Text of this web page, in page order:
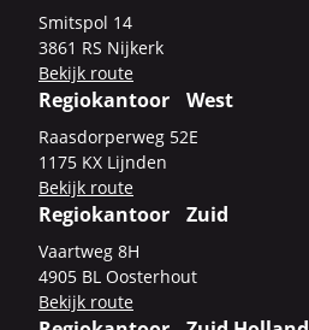
Smits­pol 14
3861 RS Nij­kerk
Be­kijk route
Regiokantoor West
Raas­dor­per­weg 52E
1175 KX Lijn­den
Be­kijk route
Regiokantoor Zuid
Vaart­weg 8H
4905 BL Oos­ter­hout
Be­kijk route